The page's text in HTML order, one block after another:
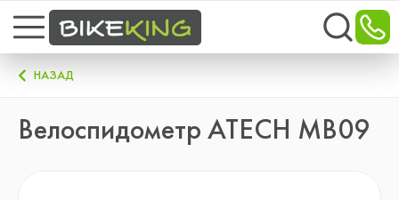
НАЗАД
Велоспидометр ATECH MB09